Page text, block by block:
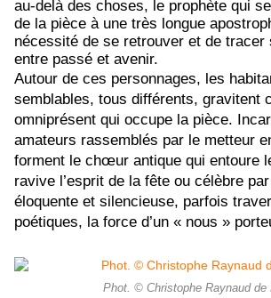
au-delà des choses, le prophète qui
de la pièce à une très longue
nécessité de se retrouver et de tracer
entre passé et avenir.
Autour de ces personnages, les
semblables, tous différents, gravitent
omniprésent qui occupe la pièce.
amateurs rassemblés par le metteur
forment le chœur antique qui entoure
ravive l’esprit de la fête ou célèbre
éloquente et silencieuse, parfois
poétiques, la force d’un « nous »
Phot. © Christophe Raynaud de